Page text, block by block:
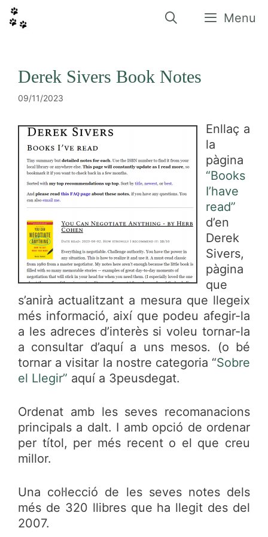
contingut
Menu
Derek Sivers Book Notes
09/11/2023
Enllaç a
la
pàgina
“Books
I’have
read”
d’en
Derek
Sivers,
pàgina
que
s’anirà actualitzant a mesura que llegeix
més informació, així que podeu afegir-la
a les adreces d’interès si voleu tornar-la
a consultar d’aquí a uns mesos. (o bé
tornar a visitar la nostre categoria “Sobre
el Llegir” aquí a 3peusdegat.
Ordenat amb les seves recomanacions
principals a dalt. I amb opció de ordenar
per títol, per més recent o el que creu
millor.
Una col·lecció de les seves notes dels
més de 320 llibres que ha llegit des del
2007.